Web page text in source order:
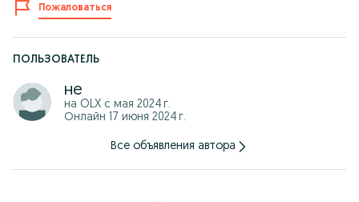
Пожаловаться
ПОЛЬЗОВАТЕЛЬ
не
на OLX с мая 2024 г.
Онлайн 17 июня 2024 г.
Все объявления автора